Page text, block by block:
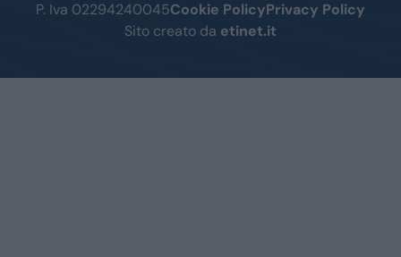
P. Iva 02294240045Cookie PolicyPrivacy Policy
Sito creato da etinet.it